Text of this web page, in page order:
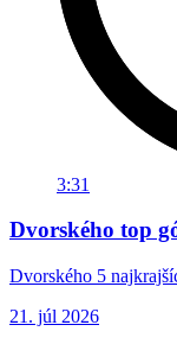
3:31
Dvorského top
Dvorského 5
21. júl 2026